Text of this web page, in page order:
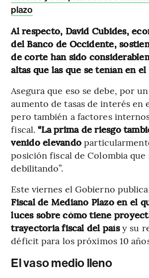
plazo
Al respecto, David Cubides,
del Banco de Occidente,
de corte han sido
altas que las que se tenían en el
Asegura que eso se debe, por
aumento de tasas de interés en
pero también a factores
fiscal.“La prima de riesgo
venido elevando
posición fiscal de Colombia que
debilitando”.
Este viernes el Gobierno
Fiscal de Mediano Plazo en el
luces sobre cómo tiene
trayectoria fiscal del paísy su
déficit para los próximos 10
El vaso medio lleno